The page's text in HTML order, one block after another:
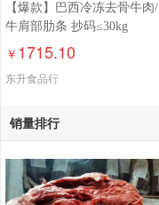
【爆款】巴西冷冻去骨牛肉/
牛肩部肋条 抄码≤30kg
￥ 1715.10
东升食品行
销量排行